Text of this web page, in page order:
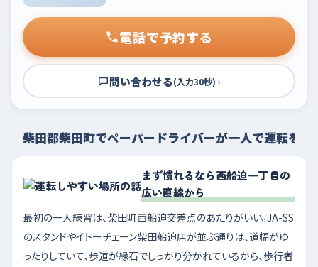
電話で予約する
問い合わせる(入力30秒) ›
柴田郡柴田町でペーパードライバーが一人で運転を練
まず慣れるなら西船迫一丁目の
広い直線から
最初の一人練習は、柴田町西船迫交差点のあたりがいい。JA-SS
のスタンドやイトーチェーン柴田船迫店が並ぶ通りは、道幅がゆ
ったりしていて、歩道が縁石でしっかり分かれているから、歩行者